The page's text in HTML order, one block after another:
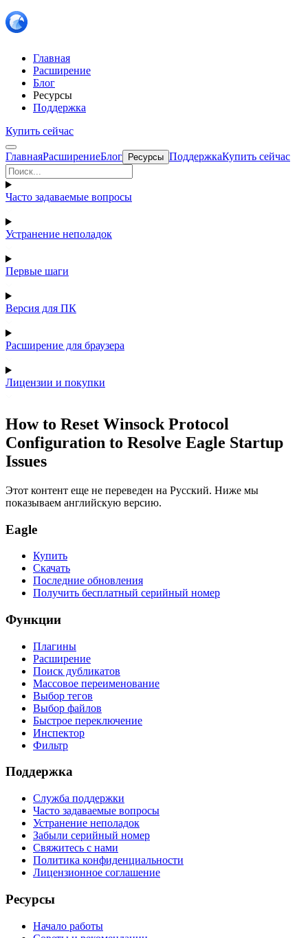
Главная
Расширение
Блог
Ресурсы
Поддержка
Купить сейчас
ГлавнаяРасширениеБлог Ресурсы ПоддержкаКупить сейчас
Часто задаваемые вопросы
Устранение неполадок
Первые шаги
Версия для ПК
Расширение для браузера
Лицензии и покупки
How to Reset Winsock Protocol
Configuration to Resolve Eagle Startup
Issues
Этот контент еще не переведен на Русский. Ниже мы
показываем английскую версию.
Eagle
Купить
Скачать
Последние обновления
Получить бесплатный серийный номер
Функции
Плагины
Расширение
Поиск дубликатов
Массовое переименование
Выбор тегов
Выбор файлов
Быстрое переключение
Инспектор
Фильтр
Поддержка
Служба поддержки
Часто задаваемые вопросы
Устранение неполадок
Забыли серийный номер
Свяжитесь с нами
Политика конфиденциальности
Лицензионное соглашение
Ресурсы
Начало работы